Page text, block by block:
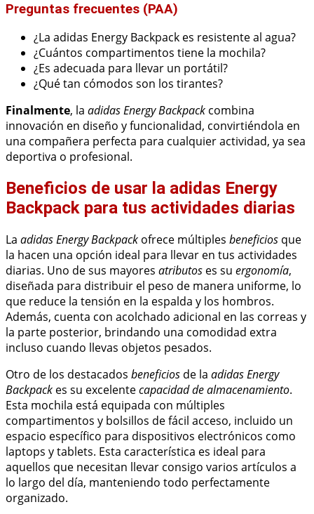
Preguntas frecuentes (PAA)
¿La adidas Energy Backpack es resistente al agua?
¿Cuántos compartimentos tiene la mochila?
¿Es adecuada para llevar un portátil?
¿Qué tan cómodos son los tirantes?
Finalmente, la adidas Energy Backpack combina
innovación en diseño y funcionalidad, convirtiéndola en
una compañera perfecta para cualquier actividad, ya sea
deportiva o profesional.
Beneficios de usar la adidas Energy
Backpack para tus actividades diarias
La adidas Energy Backpack ofrece múltiples beneficios que
la hacen una opción ideal para llevar en tus actividades
diarias. Uno de sus mayores atributos es su ergonomía,
diseñada para distribuir el peso de manera uniforme, lo
que reduce la tensión en la espalda y los hombros.
Además, cuenta con acolchado adicional en las correas y
la parte posterior, brindando una comodidad extra
incluso cuando llevas objetos pesados.
Otro de los destacados beneficios de la adidas Energy
Backpack es su excelentecapacidad de almacenamiento.
Esta mochila está equipada con múltiples
compartimentos y bolsillos de fácil acceso, incluido un
espacio específico para dispositivos electrónicos como
laptops y tablets. Esta característica es ideal para
aquellos que necesitan llevar consigo varios artículos a
lo largo del día, manteniendo todo perfectamente
organizado.